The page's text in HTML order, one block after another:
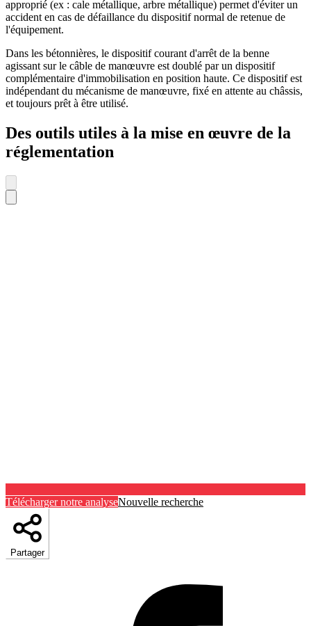
approprié (ex : cale métallique, arbre métallique) permet d'éviter un
accident en cas de défaillance du dispositif normal de retenue de
l'équipement.
Dans les bétonnières, le dispositif courant d'arrêt de la benne
agissant sur le câble de manœuvre est doublé par un dispositif
complémentaire d'immobilisation en position haute. Ce dispositif est
indépendant du mécanisme de manœuvre, fixé en attente au châssis,
et toujours prêt à être utilisé.
Des outils utiles à la mise en œuvre de la
réglementation
Télécharger notre analyseNouvelle recherche
Partager